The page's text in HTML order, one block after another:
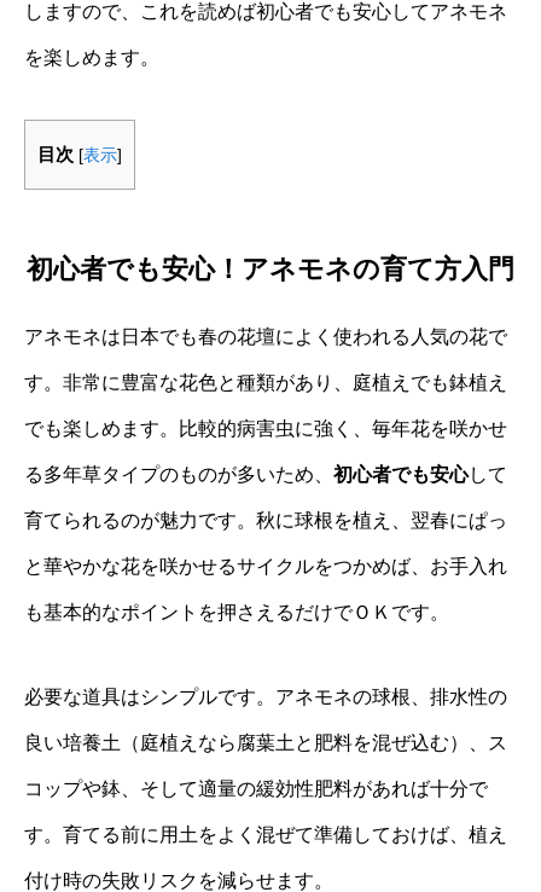
しますので、これを読めば初心者でも安心してアネモネ
を楽しめます。
目次 [表示]
初心者でも安心！アネモネの育て方入門
アネモネは日本でも春の花壇によく使われる人気の花で
す。非常に豊富な花色と種類があり、庭植えでも鉢植え
でも楽しめます。比較的病害虫に強く、毎年花を咲かせ
る多年草タイプのものが多いため、 初心者でも安心して
育てられるのが魅力です。秋に球根を植え、翌春にぱっ
と華やかな花を咲かせるサイクルをつかめば、お手入れ
も基本的なポイントを押さえるだけでＯＫです。
必要な道具はシンプルです。アネモネの球根、排水性の
良い培養土（庭植えなら腐葉土と肥料を混ぜ込む）、ス
コップや鉢、そして適量の緩効性肥料があれば十分で
す。育てる前に用土をよく混ぜて準備しておけば、植え
付け時の失敗リスクを減らせます。